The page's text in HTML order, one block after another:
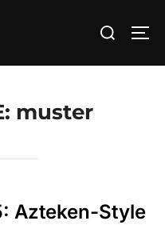
Suchen
muster
Azteken-Style